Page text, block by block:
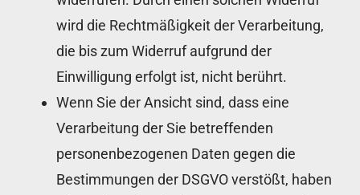
wird die Rechtmäßigkeit der Verarbeitung,
die bis zum Widerruf aufgrund der
Einwilligung erfolgt ist, nicht berührt.
Wenn Sie der Ansicht sind, dass eine
Verarbeitung der Sie betreffenden
personenbezogenen Daten gegen die
Bestimmungen der DSGVO verstößt, haben